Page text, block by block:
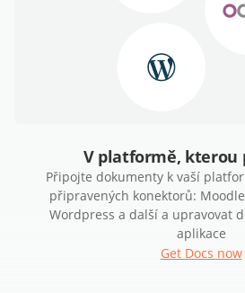
V platformě, kterou
Připojte dokumenty k vaší
připravených konektorů:
Wordpress a další a upravovat
aplikace
Get Docs now